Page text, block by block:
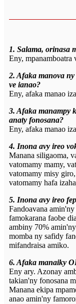
1. Salama, orinasa
Eny, mpanamboatra
2. Afaka manova
ve ianao?
Eny, afaka manao
3. Afaka manampy
anaty fonosana?
Eny, afaka manao
4. Inona avy ireo
Manana siligaoma,
vatomamy mamy,
vatomamy misy
vatomamy hafa
5. Inona avy ireo
Fandoavana
famokarana faobe
ambiny 70%
momba ny safidy
mifandraisa amiko.
6. Afaka manaiky
Eny ary. Azonay
takian'ny fonosana
Manana ekipa
anao amin'ny